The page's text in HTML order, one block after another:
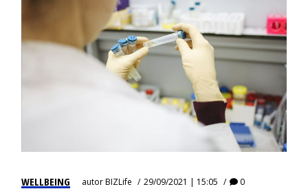
WELLBEING autorBIZLife 29/09/2021 | 15:05 0